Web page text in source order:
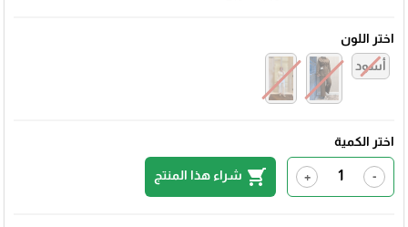
اختر اللون
أسود
اختر الكمية
-
+
shopping_cart شراء هذا المنتج